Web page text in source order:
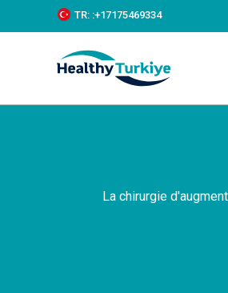
k
c
TR: :+‪17175469334‬
La chirurgie